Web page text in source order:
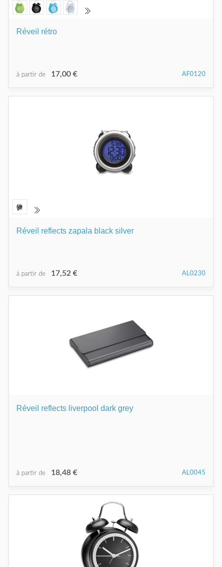
Réveil rétro
à partir de 17,00 € AF0120
Réveil reflects zapala black silver
à partir de 17,52 € AL0230
Réveil reflects liverpool dark grey
à partir de 18,48 € AL0045